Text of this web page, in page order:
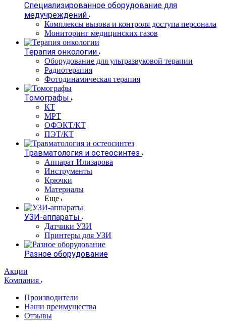
Специализированное оборудование для
медучреждений
Комплексы вызова и контроля доступа персонала
Мониторинг медицинских газов
Терапия онкологии
Оборудование для ультразвуковой терапии
Радиотерапия
Фотодинамическая терапия
Томографы
КТ
МРТ
ОФЭКТ/КТ
ПЭТ/КТ
Травматология и остеосинтез
Аппарат Илизарова
Инструменты
Крючки
Материалы
Еще
УЗИ-аппараты
Датчики УЗИ
Принтеры для УЗИ
Разное оборудование
Акции
Компания
Производители
Наши преимущества
Отзывы